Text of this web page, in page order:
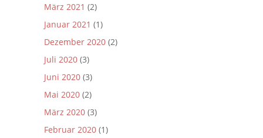
März 2021 (2)
Januar 2021 (1)
Dezember 2020(2)
Juli 2020(3)
Juni 2020(3)
Mai 2020(2)
März 2020(3)
Februar 2020(1)